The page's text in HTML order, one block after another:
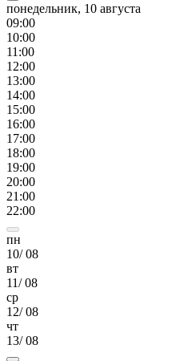
понедельник, 10 августа
09:00
10:00
11 :00
12:00
13:00
14:00
15:00
16:00
17:00
18:00
19:00
20:00
21 :00
22:00
пн
10/08
вт
11/08
ср
12/08
чт
13/08